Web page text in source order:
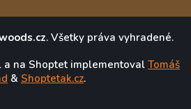
. Všetky práva vyhradené.
na Shoptet implementoval Tomáš
& Shoptetak.cz.